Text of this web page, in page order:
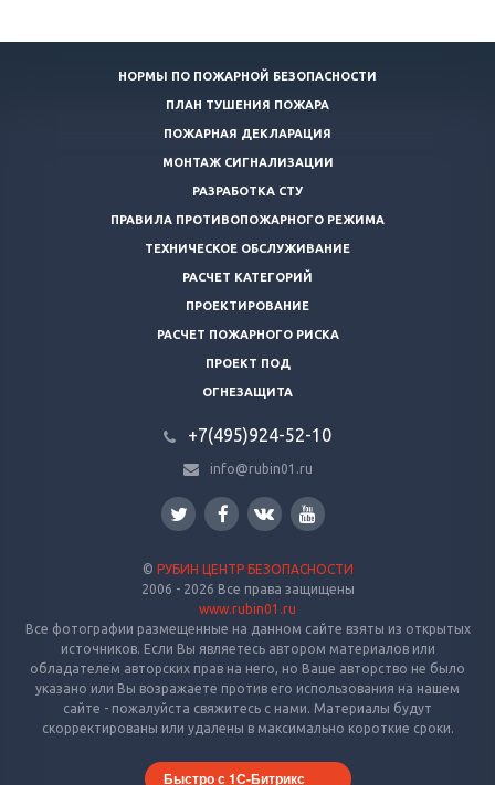
НОРМЫ ПО ПОЖАРНОЙ БЕЗОПАСНОСТИ
ПЛАН ТУШЕНИЯ ПОЖАРА
ПОЖАРНАЯ ДЕКЛАРАЦИЯ
МОНТАЖ СИГНАЛИЗАЦИИ
РАЗРАБОТКА СТУ
ПРАВИЛА ПРОТИВОПОЖАРНОГО РЕЖИМА
ТЕХНИЧЕСКОЕ ОБСЛУЖИВАНИЕ
РАСЧЕТ КАТЕГОРИЙ
ПРОЕКТИРОВАНИЕ
РАСЧЕТ ПОЖАРНОГО РИСКА
ПРОЕКТ ПОД
ОГНЕЗАЩИТА
+7(495)924-52-10
info@rubin01.ru
© РУБИН ЦЕНТР БЕЗОПАСНОСТИ
2006 - 2026 Все права защищены
www.rubin01.ru
Все фотографии размещенные на данном сайте взяты из открытых
источников. Если Вы являетесь автором материалов или
обладателем авторских прав на него, но Ваше авторство не было
указано или Вы возражаете против его использования на нашем
сайте - пожалуйста свяжитесь с нами. Материалы будут
скорректированы или удалены в максимально короткие сроки.
Быстро с 1С-Битрикс